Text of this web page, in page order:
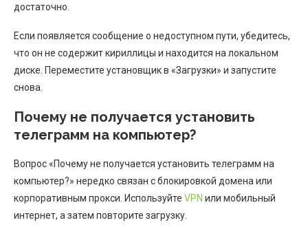
достаточно.
Если появляется сообщение о недоступном пути, убедитесь,
что он не содержит кириллицы и находится на локальном
диске. Переместите установщик в «Загрузки» и запустите
снова.
Почему не получается установить
телеграмм на компьютер?
Вопрос «Почему не получается установить телеграмм на
компьютер?» нередко связан с блокировкой домена или
корпоративным прокси. Используйте VPN или мобильный
интернет, а затем повторите загрузку.